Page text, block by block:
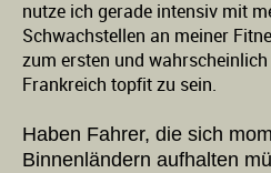
nutze ich gerade intensiv mit
Schwachstellen an meiner
zum ersten und
Frankreich topfit zu sein.
Haben Fahrer, die sich
Binnenländern aufhalten